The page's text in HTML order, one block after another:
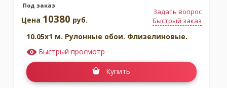
Под заказ
Задать вопрос
Быстрый заказ
Цена 10380 руб.
10.05x1 м. Рулонные обои. Флизелиновые.
Быстрый просмотр
Купить